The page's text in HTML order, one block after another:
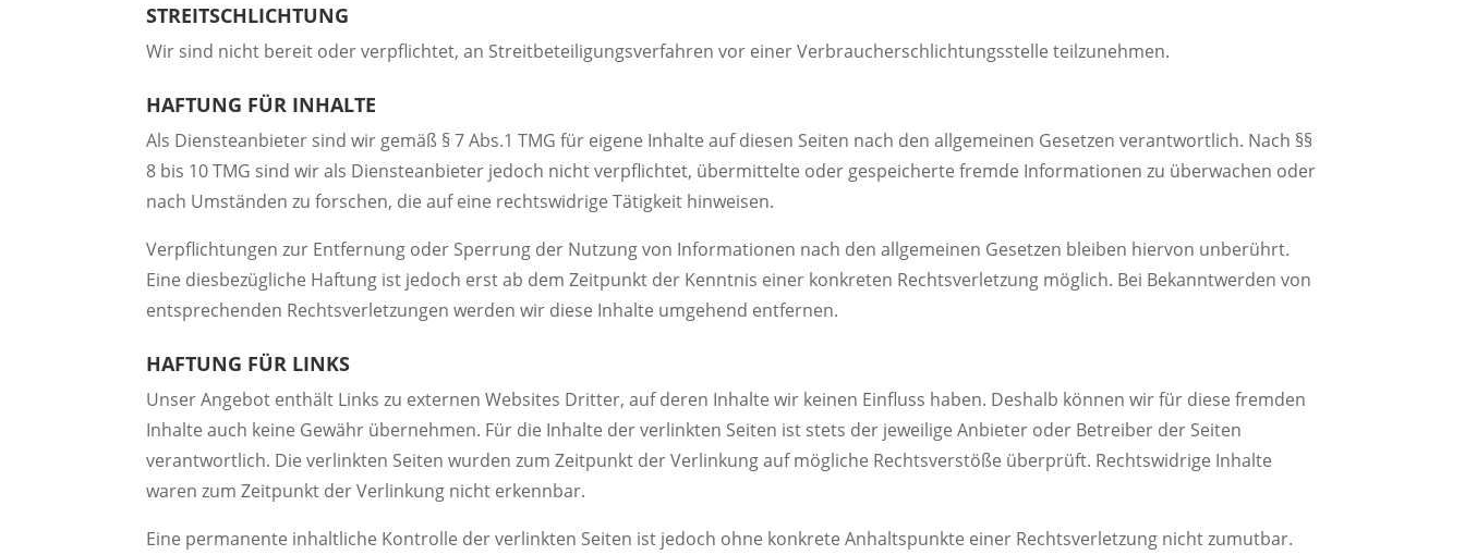
STREITSCHLICHTUNG
Wir sind nicht bereit oder verpflichtet, an Streitbeteiligungsverfahren vor einer Verbraucherschlichtungsstelle teilzunehmen.
​HAFTUNG FÜR INHALTE
Als Diensteanbieter sind wir gemäß § 7 Abs.1 TMG für eigene Inhalte auf diesen Seiten nach den allgemeinen Gesetzen verantwortlich. Nach §§
8 bis 10 TMG sind wir als Diensteanbieter jedoch nicht verpflichtet, übermittelte oder gespeicherte fremde Informationen zu überwachen oder
nach Umständen zu forschen, die auf eine rechtswidrige Tätigkeit hinweisen.
Verpflichtungen zur Entfernung oder Sperrung der Nutzung von Informationen nach den allgemeinen Gesetzen bleiben hiervon unberührt.
Eine diesbezügliche Haftung ist jedoch erst ab dem Zeitpunkt der Kenntnis einer konkreten Rechtsverletzung möglich. Bei Bekanntwerden von
entsprechenden Rechtsverletzungen werden wir diese Inhalte umgehend entfernen.
HAFTUNG FÜR LINKS
Unser Angebot enthält Links zu externen Websites Dritter, auf deren Inhalte wir keinen Einfluss haben. Deshalb können wir für diese fremden
Inhalte auch keine Gewähr übernehmen. Für die Inhalte der verlinkten Seiten ist stets der jeweilige Anbieter oder Betreiber der Seiten
verantwortlich. Die verlinkten Seiten wurden zum Zeitpunkt der Verlinkung auf mögliche Rechtsverstöße überprüft. Rechtswidrige Inhalte
waren zum Zeitpunkt der Verlinkung nicht erkennbar.
Eine permanente inhaltliche Kontrolle der verlinkten Seiten ist jedoch ohne konkrete Anhaltspunkte einer Rechtsverletzung nicht zumutbar.